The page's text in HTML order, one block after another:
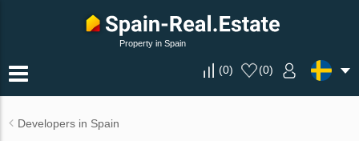
Property in Spain
(0) (0)
Developers in Spain